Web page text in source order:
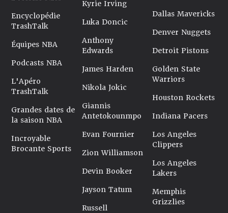
Encyclopédie
TrashTalk
Équipes NBA
Podcasts NBA
L'Apéro
TrashTalk
Grandes dates de
la saison NBA
Incroyable
Brocante Sports
Kyrie Irving
Luka Doncic
Anthony
Edwards
James Harden
Nikola Jokic
Giannis
Antetokounmpo
Evan Fournier
Zion Williamson
Devin Booker
Jayson Tatum
Russell
Dallas Mavericks
Denver Nuggets
Detroit Pistons
Golden State
Warriors
Houston Rockets
Indiana Pacers
Los Angeles
Clippers
Los Angeles
Lakers
Memphis
Grizzlies